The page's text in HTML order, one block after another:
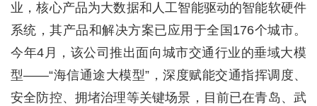
业，核心产品为大数据和人工智能驱动的智能软硬件
系统，其产品和解决方案已应用于全国176个城市。
今年4月，该公司推出面向城市交通行业的垂域大模
型——“海信通途大模型”，深度赋能交通指挥调度、
安全防控、拥堵治理等关键场景，目前已在青岛、武